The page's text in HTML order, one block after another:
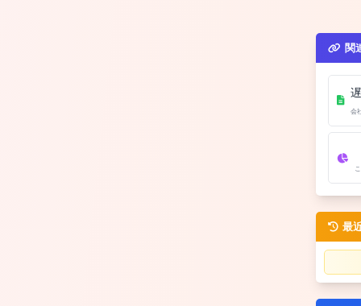
関
会
最